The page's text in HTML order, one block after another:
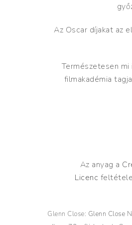
Az Oscar díjakat az
Természetesen mi
filmakadémia
Az anyag a
Licenc
Glenn Close: Glenn Close